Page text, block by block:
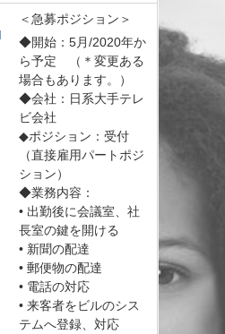
＜急募ポジション＞
◆開始：5月/2020年か
ら予定 （＊変更ある
場合もあります。）
◆会社：日系大手テレ
ビ会社
◆ポジション：受付
（直接雇用パートポジ
ション）
◆業務内容：
• 出勤後に会議室、社
長室の鍵を開ける
• 新聞の配達
• 郵便物の配達
• 電話の対応
• 来客者をビルのシス
テムへ登録、対応